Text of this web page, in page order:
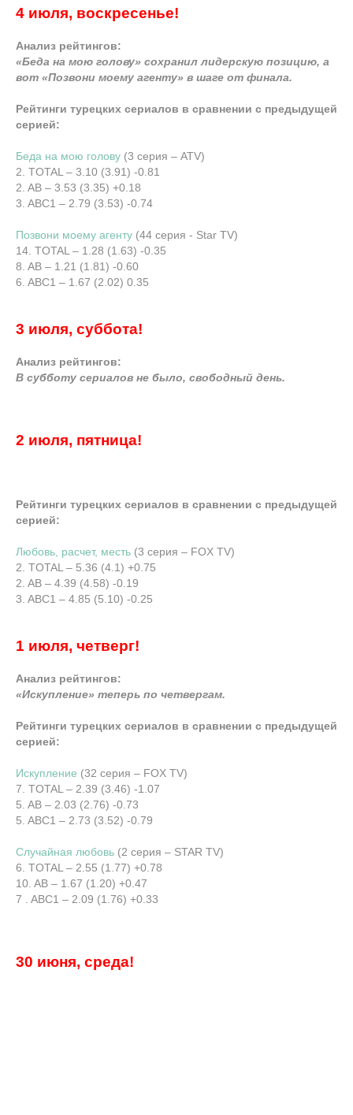
4 июля, воскресенье!
Анализ рейтингов:
«Беда на мою голову» сохранил лидерскую позицию, а
вот «Позвони моему агенту» в шаге от финала.
Рейтинги турецких сериалов в сравнении с предыдущей
серией:
Беда на мою голову (3 серия – ATV)
2. TOTAL – 3.10 (3.91) -0.81
2. AB – 3.53 (3.35) +0.18
3. ABC1 – 2.79 (3.53) -0.74
Позвони моему агенту (44 серия - Star TV)
14. TOTAL – 1.28 (1.63) -0.35
8. AB – 1.21 (1.81) -0.60
6. ABC1 – 1.67 (2.02) 0.35
3 июля, суббота!
Анализ рейтингов:
В субботу сериалов не было, свободный день.
2 июля, пятница!
Рейтинги турецких сериалов в сравнении с предыдущей
серией:
Любовь, расчет, месть (3 серия – FOX TV)
2. TOTAL – 5.36 (4.1) +0.75
2. AB – 4.39 (4.58) -0.19
3. ABC1 – 4.85 (5.10) -0.25
1 июля, четверг!
Анализ рейтингов:
«Искупление» теперь по четвергам.
Рейтинги турецких сериалов в сравнении с предыдущей
серией:
Искупление (32 серия – FOX TV)
7. TOTAL – 2.39 (3.46) -1.07
5. AB – 2.03 (2.76) -0.73
5. ABC1 – 2.73 (3.52) -0.79
Случайная любовь (2 серия – STAR TV)
6. TOTAL – 2.55 (1.77) +0.78
10. AB – 1.67 (1.20) +0.47
7 . ABC1 – 2.09 (1.76) +0.33
30 июня, среда!